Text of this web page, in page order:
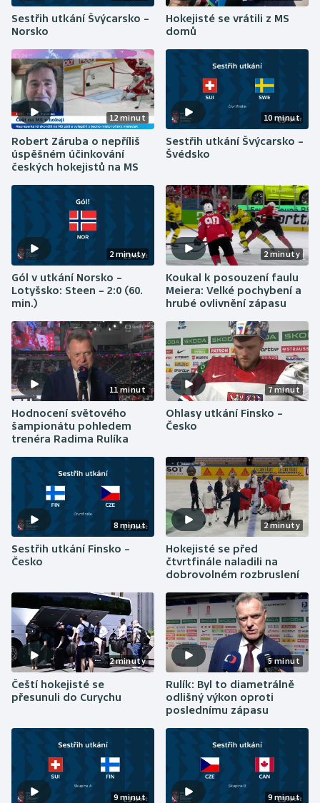
Judo
Krasobruslení
Lezení
Lyže a snowboard
Moderní pětiboj
Motorsport
Olympijské hry
Parasport
Plavání
Plážový volejbal
Ragby
Rychlobruslení
Rychlostní kanoistika
Short track
Sportovní střelba
Stolní tenis
Veslování
Vodní slalom
Volejbal
Sestřih utkání Švýcarsko –
Norsko
Hokejisté se vrátili z MS
domů
12 minut
Robert Záruba o nepříliš
úspěšném účinkování
českých hokejistů na MS
10 minut
Sestřih utkání Švýcarsko –
Švédsko
2 minuty
Gól v utkání Norsko –
Lotyšsko: Steen – 2:0 (60.
min.)
2 minuty
Koukal k posouzení faulu
Meiera: Velké pochybení a
hrubé ovlivnění zápasu
11 minut
Hodnocení světového
šampionátu pohledem
trenéra Radima Rulíka
7 minut
Ohlasy utkání Finsko –
Česko
8 minut
Sestřih utkání Finsko –
Česko
2 minuty
Hokejisté se před
čtvrtfinále naladili na
dobrovolném rozbruslení
2 minuty
Čeští hokejisté se
přesunuli do Curychu
5 minut
Rulík: Byl to diametrálně
odlišný výkon oproti
poslednímu zápasu
9 minut 9 minut